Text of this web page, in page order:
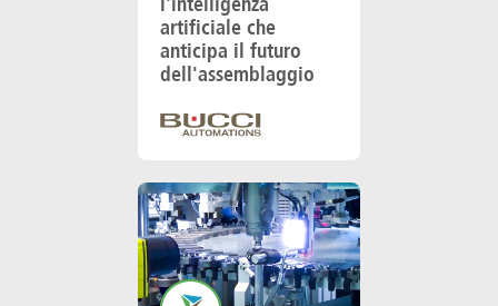
artificiale che
anticipa il futuro
dell'assemblaggio